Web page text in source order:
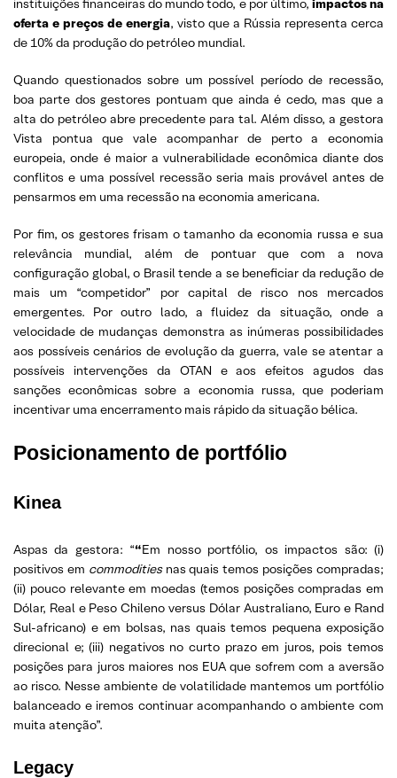
instituições financeiras do mundo todo, e por último, impactos na
oferta e preços de energia, visto que a Rússia representa cerca
de 10% da produção do petróleo mundial.
Quando questionados sobre um possível período de recessão,
boa parte dos gestores pontuam que ainda é cedo, mas que a
alta do petróleo abre precedente para tal. Além disso, a gestora
Vista pontua que vale acompanhar de perto a economia
europeia, onde é maior a vulnerabilidade econômica diante dos
conflitos e uma possível recessão seria mais provável antes de
pensarmos em uma recessão na economia americana.
Por fim, os gestores frisam o tamanho da economia russa e sua
relevância mundial, além de pontuar que com a nova
configuração global, o Brasil tende a se beneficiar da redução de
mais um “competidor” por capital de risco nos mercados
emergentes. Por outro lado, a fluidez da situação, onde a
velocidade de mudanças demonstra as inúmeras possibilidades
aos possíveis cenários de evolução da guerra, vale se atentar a
possíveis intervenções da OTAN e aos efeitos agudos das
sanções econômicas sobre a economia russa, que poderiam
incentivar uma encerramento mais rápido da situação bélica.
Posicionamento de portfólio
Kinea
Aspas da gestora: ““Em nosso portfólio, os impactos são: (i)
positivos em commoditiesnas quais temos posições compradas;
(ii) pouco relevante em moedas (temos posições compradas em
Dólar, Real e Peso Chileno versus Dólar Australiano, Euro e Rand
Sul-africano) e em bolsas, nas quais temos pequena exposição
direcional e; (iii) negativos no curto prazo em juros, pois temos
posições para juros maiores nos EUA que sofrem com a aversão
ao risco. Nesse ambiente de volatilidade mantemos um portfólio
balanceado e iremos continuar acompanhando o ambiente com
muita atenção”.
Legacy